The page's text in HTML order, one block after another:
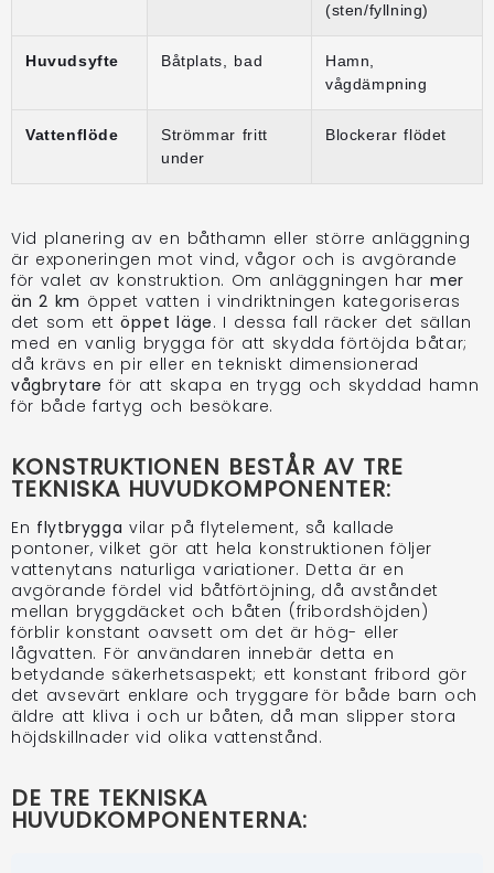
(sten/fyllning)
Huvudsyfte Båtplats, bad
Hamn,
vågdämpning
Vattenflöde
Strömmar fritt
under
Blockerar flödet
Vid planering av en båthamn eller större anläggning
är exponeringen mot vind, vågor och is avgörande
för valet av konstruktion. Om anläggningen harmer
än 2 km öppet vatten i vindriktningen kategoriseras
det som ettöppet läge. I dessa fall räcker det sällan
med en vanlig brygga för att skydda förtöjda båtar;
då krävs en pir eller en tekniskt dimensionerad
vågbrytare för att skapa en trygg och skyddad hamn
för både fartyg och besökare.
KONSTRUKTIONEN BESTÅR AV TRE
TEKNISKA HUVUDKOMPONENTER:
En flytbrygga vilar på flytelement, så kallade
pontoner, vilket gör att hela konstruktionen följer
vattenytans naturliga variationer. Detta är en
avgörande fördel vid båtförtöjning, då avståndet
mellan bryggdäcket och båten (fribordshöjden)
förblir konstant oavsett om det är hög- eller
lågvatten. För användaren innebär detta en
betydande säkerhetsaspekt; ett konstant fribord gör
det avsevärt enklare och tryggare för både barn och
äldre att kliva i och ur båten, då man slipper stora
höjdskillnader vid olika vattenstånd.
DE TRE TEKNISKA
HUVUDKOMPONENTERNA: